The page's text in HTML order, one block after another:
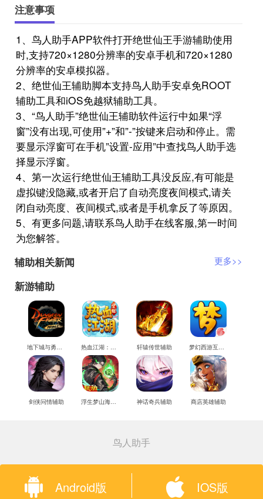
注意事项
1、鸟人助手APP软件打开绝世仙王手游辅助使用
时,支持720×1280分辨率的安卓手机和720×1280
分辨率的安卓模拟器。
2、绝世仙王辅助脚本支持鸟人助手安卓免ROOT
辅助工具和iOS免越狱辅助工具。
3、“鸟人助手”绝世仙王辅助软件运行中如果“浮
窗”没有出现,可使用”+”和”-”按键来启动和停止。需
要显示浮窗可在手机”设置-应用”中查找鸟人助手选
择显示浮窗。
4、第一次运行绝世仙王辅助工具没反应,有可能是
虚拟键没隐藏,或者开启了自动亮度夜间模式,请关
闭自动亮度、夜间模式,或者是手机拿反了等原因。
5、有更多问题,请联系鸟人助手在线客服,第一时间
为您解答。
辅助相关新闻
更多>>
新游辅助
轩辕传世辅助
剑侠问情辅助 神话奇兵辅助 商店英雄辅助
鸟人助手
Android版 IOS版